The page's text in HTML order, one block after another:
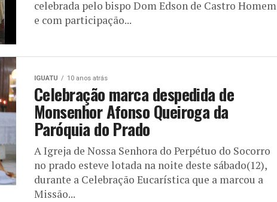
celebrada pelo bispo Dom Edson de Castro Homem
e com participação...
IGUATU 10 anos atrás
Celebração marca despedida de
Monsenhor Afonso Queiroga da
Paróquia do Prado
A Igreja de Nossa Senhora do Perpétuo do Socorro
no prado esteve lotada na noite deste sábado(12),
durante a Celebração Eucarística que a marcou a
Missão...